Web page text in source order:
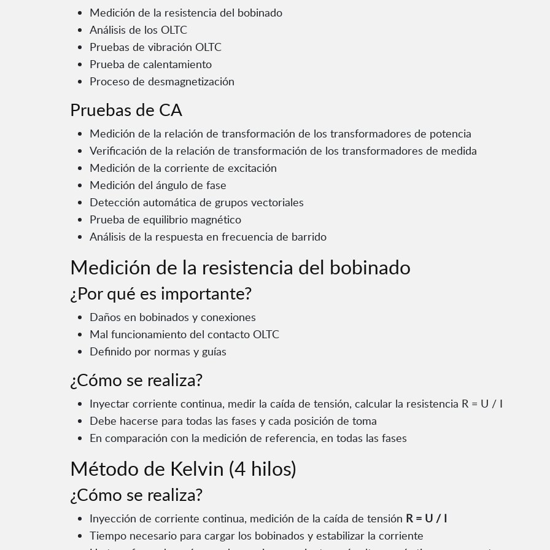
Medición de la resistencia del bobinado
Análisis de los OLTC
Pruebas de vibración OLTC
Prueba de calentamiento
Proceso de desmagnetización
Pruebas de CA
Medición de la relación de transformación de los transformadores de potencia
Verificación de la relación de transformación de los transformadores de medida
Medición de la corriente de excitación
Medición del ángulo de fase
Detección automática de grupos vectoriales
Prueba de equilibrio magnético
Análisis de la respuesta en frecuencia de barrido
Medición de la resistencia del bobinado
¿Por qué es importante?
Daños en bobinados y conexiones
Mal funcionamiento del contacto OLTC
Definido por normas y guías
¿Cómo se realiza?
Inyectar corriente continua, medir la caída de tensión, calcular la resistencia R = U / I
Debe hacerse para todas las fases y cada posición de toma
En comparación con la medición de referencia, en todas las fases
Método de Kelvin (4 hilos)
¿Cómo se realiza?
Inyección de corriente continua, medición de la caída de tensión R = U / I
Tiempo necesario para cargar los bobinados y estabilizar la corriente